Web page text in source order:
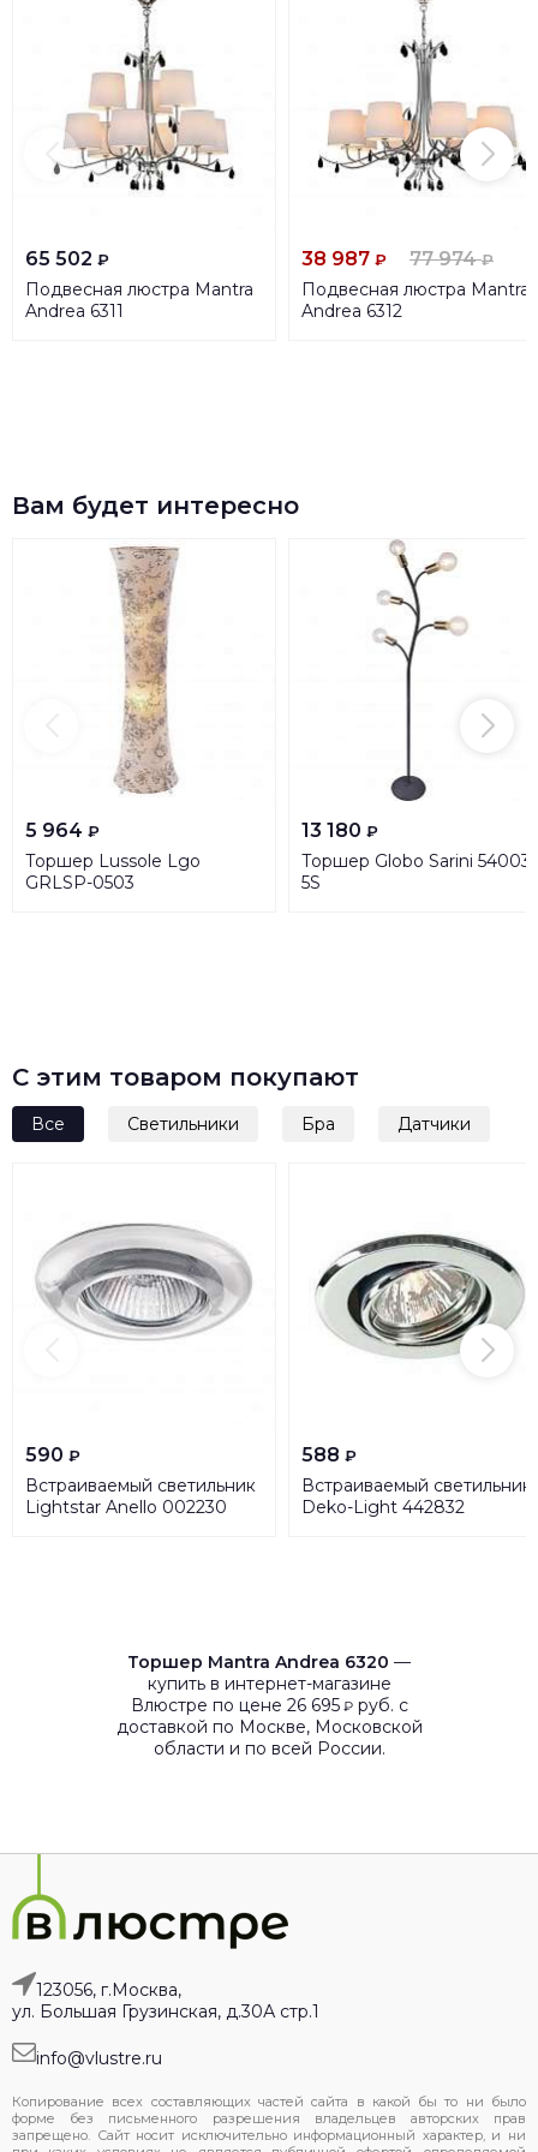
65 502 ₽
Подвесная люстра Mantra
Andrea 6311
38 987 ₽ 77 974₽
Подвесная люстра Mantra
Andrea 6312
Вам будет интересно
5 964 ₽
Торшер Lussole Lgo
GRLSP-0503
13 180 ₽
Торшер Globo Sarini 54003-
5S
С этим товаром покупают
Все Светильники Бра Датчики
590 ₽
Встраиваемый светильник
Lightstar Anello 002230
588 ₽
Встраиваемый светильник
Deko-Light 442832
Торшер Mantra Andrea 6320 —
купить в интернет-магазине
Влюстре по цене 26 695₽руб. с
доставкой по Москве, Московской
области и по всей России.
123056, г.Москва,
ул. Большая Грузинская, д.30А стр.1
info@vlustre.ru
Копирование всех составляющих частей сайта в какой бы то ни было
форме без письменного разрешения владельцев авторских прав
запрещено. Сайт носит исключительно информационный характер, и ни